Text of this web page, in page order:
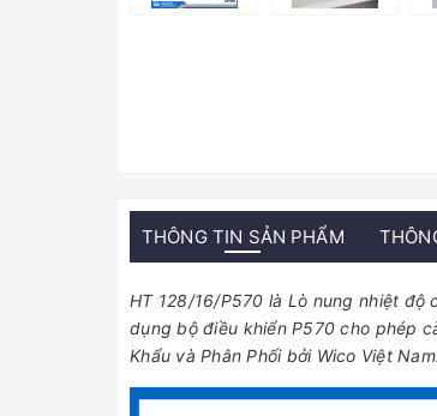
THÔNG TIN SẢN PHẨM
HT 128/16/P570 là Lò nung nhiệt
dụng bộ điều khiển P570 cho phép
Khẩu và Phân Phối bởi Wico Việt